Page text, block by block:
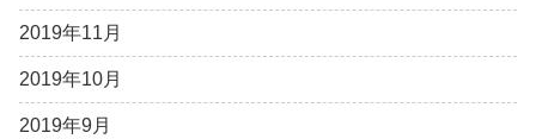
2019年11月
2019年10月
2019年9月